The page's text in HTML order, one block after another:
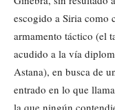
escogido a Siria como
armamento táctico (el
acudido a la vía
Astana), en busca de
entrado en lo que
la que ningún